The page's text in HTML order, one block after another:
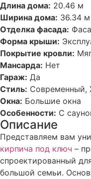
Длина дома: 20.46 м
Ширина дома: 36.34 м
Отделка фасада:
Форма крыши:
Покрытие кровли:
Мансарда: Нет
Гараж: Да
Стиль: Современный,
Окна: Большие окна
Особенности: С
Описание
Представляем вам
кирпича под ключ –
спроектированный
большой семьи.